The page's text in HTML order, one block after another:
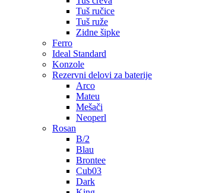
Tuš ručice
Tuš ruže
Zidne šipke
Ferro
Ideal Standard
Konzole
Rezervni delovi za baterije
Arco
Mateu
Mešači
Neoperl
Rosan
B/2
Blau
Brontee
Cub03
Dark